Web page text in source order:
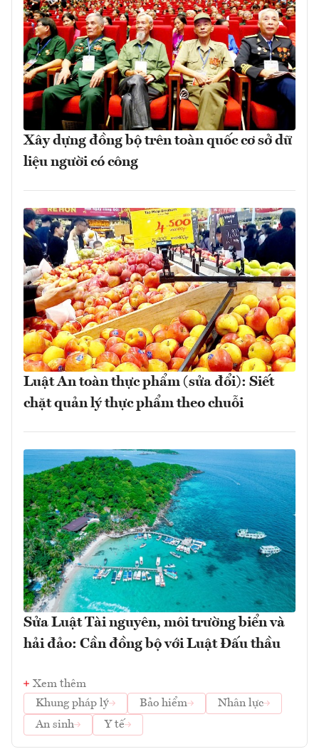
Xây dựng đồng bộ trên toàn quốc cơ sở dữ
liệu người có công
Luật An toàn thực phẩm (sửa đổi): Siết
chặt quản lý thực phẩm theo chuỗi
Sửa Luật Tài nguyên, môi trường biển và
hải đảo: Cần đồng bộ với Luật Đấu thầu
Xem thêm
Khung pháp lý
Bảo hiểm
Nhân lực
An sinh
Y tế